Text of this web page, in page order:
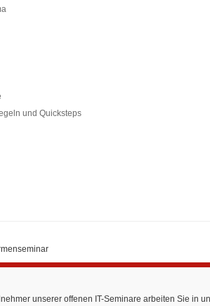
und Quicksteps
unserer offenen IT-Seminare arbeiten Sie in